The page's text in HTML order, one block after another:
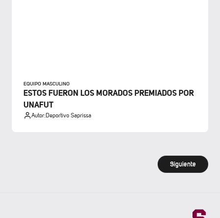
EQUIPO MASCULINO
ESTOS FUERON LOS MORADOS PREMIADOS POR
UNAFUT
Autor:Deportivo Saprissa
Siguiente